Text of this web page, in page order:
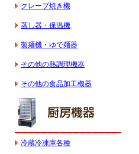
クレープ焼き機
蒸し器・保温機
製麺機・ゆで麺器
その他の熱調理機器
その他の食品加工機器
冷蔵冷凍庫各種